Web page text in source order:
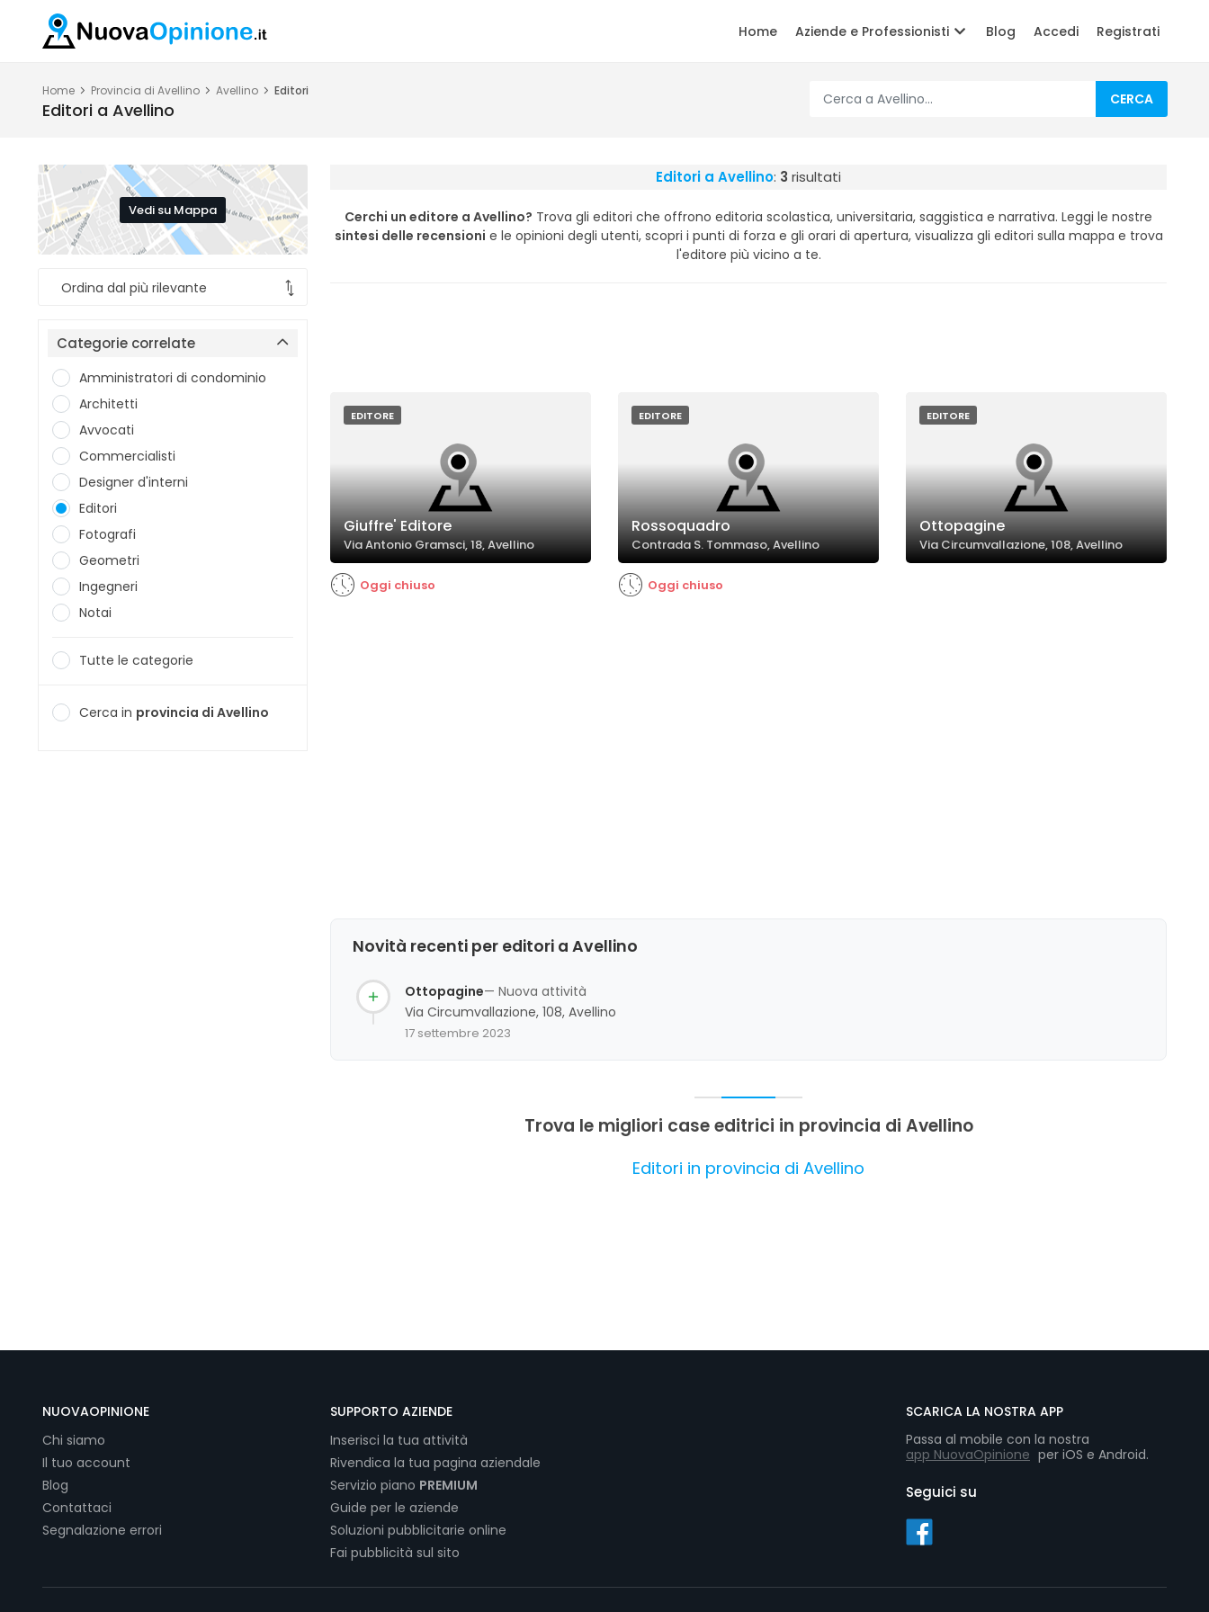
Home Aziende e Professionisti Blog Accedi Registrati
Home Provincia di Avellino Avellino Editori
Editori a Avellino
CERCA
Vedi su Mappa
Categorie correlate
Amministratori di condominio
Architetti
Avvocati
Commercialisti
Designer d'interni
Editori
Fotografi
Geometri
Ingegneri
Notai
Tutte le categorie
Cerca in provincia di Avellino
Editori a Avellino: 3 risultati
Cerchi un editore a Avellino? Trova gli editori che offrono editoria scolastica, universitaria, saggistica e narrativa. Leggi le nostre
sintesi delle recensioni e le opinioni degli utenti, scopri i punti di forza e gli orari di apertura, visualizza gli editori sulla mappa e trova
l'editore più vicino a te.
EDITORE
Giuffre' Editore
Via Antonio Gramsci, 18, Avellino
Oggi chiuso
EDITORE
Rossoquadro
Contrada S. Tommaso, Avellino
Oggi chiuso
EDITORE
Ottopagine
Via Circumvallazione, 108, Avellino
Novità recenti per editori a Avellino
Ottopagine— Nuova attività
Via Circumvallazione, 108, Avellino
17 settembre 2023
Trova le migliori case editrici in provincia di Avellino
Editori in provincia di Avellino
NUOVAOPINIONE
Chi siamo
Il tuo account
Blog
Contattaci
Segnalazione errori
SUPPORTO AZIENDE
Inserisci la tua attività
Rivendica la tua pagina aziendale
Servizio piano PREMIUM
Guide per le aziende
Soluzioni pubblicitarie online
Fai pubblicità sul sito
SCARICA LA NOSTRA APP
Passa al mobile con la nostra
app NuovaOpinione per iOS e Android.
Seguici su